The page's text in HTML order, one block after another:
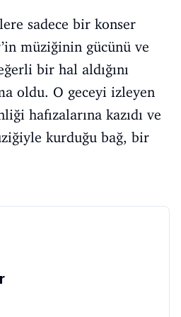
sadece bir konser
müziğinin gücünü ve
bir hal aldığını
oldu. O geceyi izleyen
hafızalarına kazıdı ve
kurduğu bağ, bir